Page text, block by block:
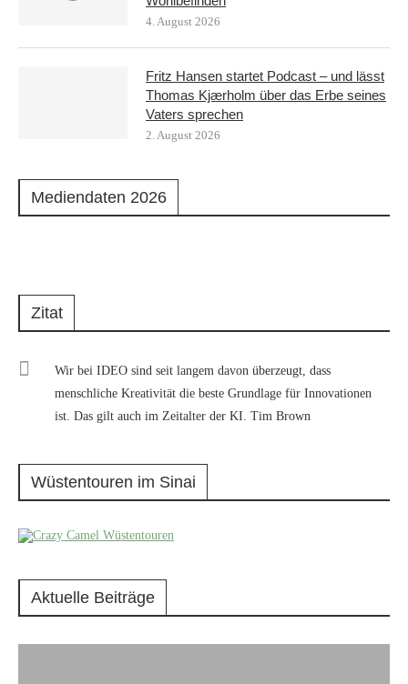
4. August 2026
Fritz Hansen startet Podcast – und lässt
Thomas Kjærholm über das Erbe seines
Vaters sprechen
2. August 2026
Mediendaten 2026
Zitat
Wir bei IDEO sind seit langem davon überzeugt, dass
menschliche Kreativität die beste Grundlage für Innovationen
ist. Das gilt auch im Zeitalter der KI. Tim Brown
Wüstentouren im Sinai
Aktuelle Beiträge